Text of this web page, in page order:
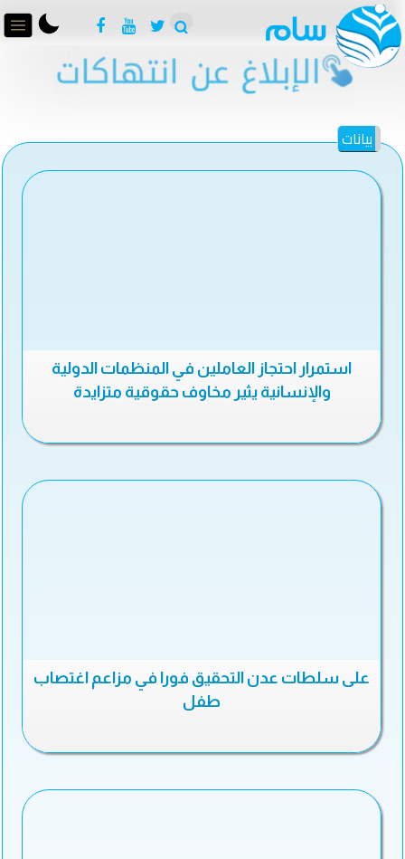
بيانات
استمرار احتجاز العاملين في المنظمات الدولية
والإنسانية يثير مخاوف حقوقية متزايدة
على سلطات عدن التحقيق فورا في مزاعم اغتصاب
طفل